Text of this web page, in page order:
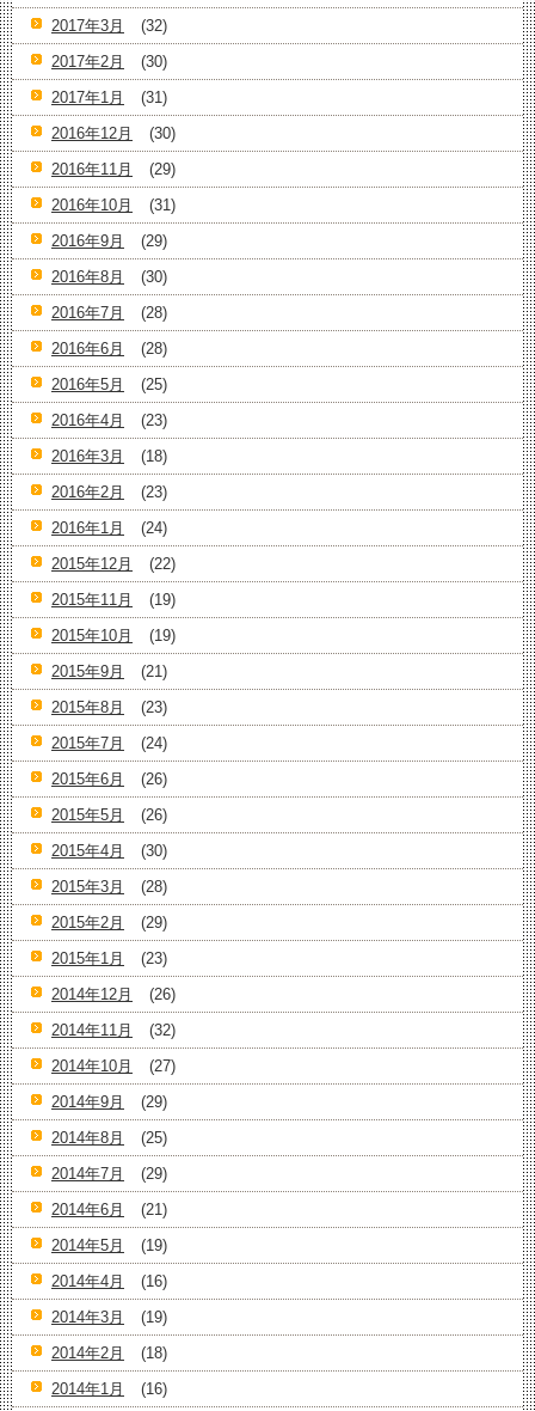
2017年3月
(32)
2017年2月
(30)
2017年1月
(31)
2016年12月
(30)
2016年11月
(29)
2016年10月
(31)
2016年9月
(29)
2016年8月
(30)
2016年7月
(28)
2016年6月
(28)
2016年5月
(25)
2016年4月
(23)
2016年3月
(18)
2016年2月
(23)
2016年1月
(24)
2015年12月
(22)
2015年11月
(19)
2015年10月
(19)
2015年9月
(21)
2015年8月
(23)
2015年7月
(24)
2015年6月
(26)
2015年5月
(26)
2015年4月
(30)
2015年3月
(28)
2015年2月
(29)
2015年1月
(23)
2014年12月
(26)
2014年11月
(32)
2014年10月
(27)
2014年9月
(29)
2014年8月
(25)
2014年7月
(29)
2014年6月
(21)
2014年5月
(19)
2014年4月
(16)
2014年3月
(19)
2014年2月
(18)
2014年1月
(16)